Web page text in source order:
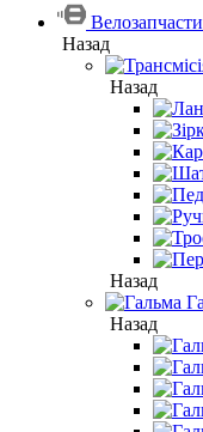
Назад
Назад
Назад
Назад